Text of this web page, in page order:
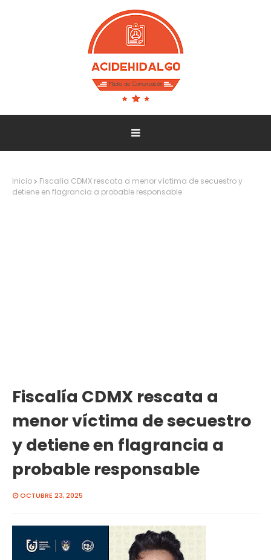
Inicio
Fiscalía CDMX rescata a menor víctima de secuestro y
detiene en flagrancia a probable responsable
Fiscalía CDMX rescata a
menor víctima de secuestro
y detiene en flagrancia a
probable responsable
OCTUBRE 23, 2025